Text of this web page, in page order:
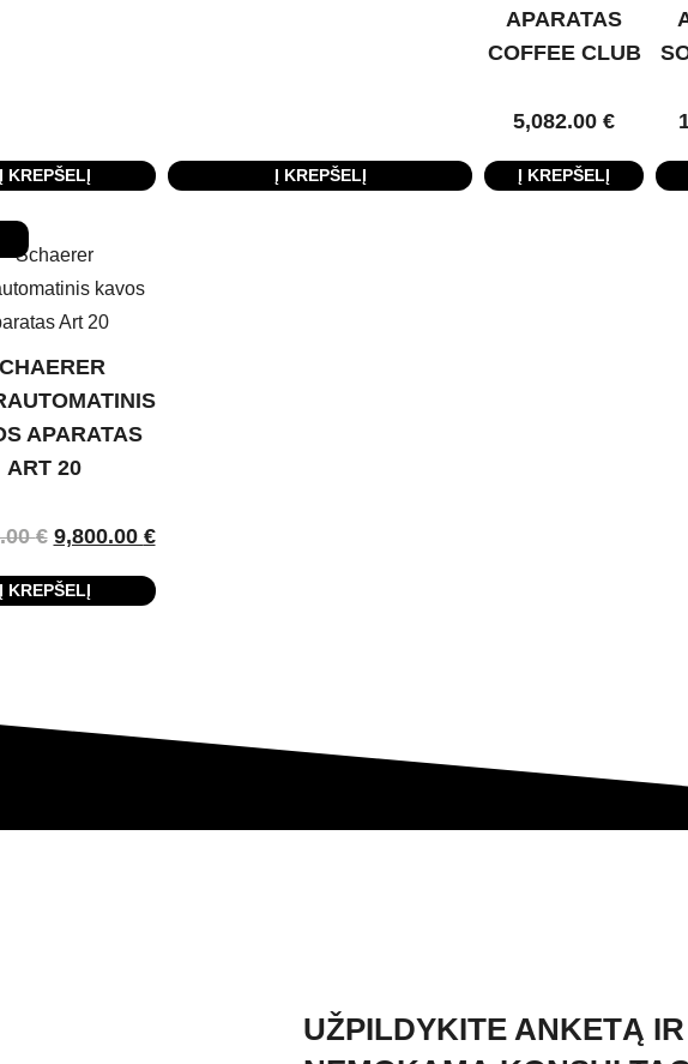
Į KREPŠELĮ Į KREPŠELĮ
APARATAS
COFFEE CLUB
5,082.00€
Į KREPŠELĮ
APARATAS
ART 20
€ 9,800.00 €
Į KREPŠELĮ
UŽPILDYKITE ANKETĄ